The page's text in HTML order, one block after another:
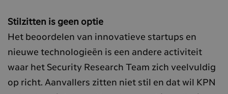
Stilzitten is geen optie
Het beoordelen van innovatieve startups en
nieuwe technologieën is een andere activiteit
waar het Security Research Team zich veelvuldig
op richt. Aanvallers zitten niet stil en dat wil KPN